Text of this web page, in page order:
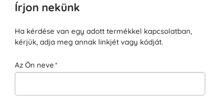
Írjon nekünk
Ha kérdése van egy adott termékkel kapcsolatban,
kérjük, adja meg annak linkjét vagy kódját.
Az Ön neve